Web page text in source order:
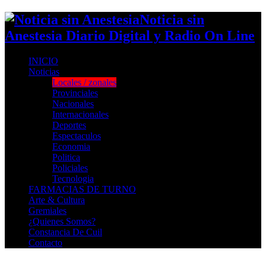
Noticia sin
Anestesia Diario Digital y Radio On Line
INICIO
Noticias
Locales / zonales
Provinciales
Nacionales
Internacionales
Deportes
Espectaculos
Economia
Politica
Policiales
Tecnologia
FARMACIAS DE TURNO
Arte & Cultura
Gremiales
¿Quienes Somos?
Constancia De Cuil
Contacto